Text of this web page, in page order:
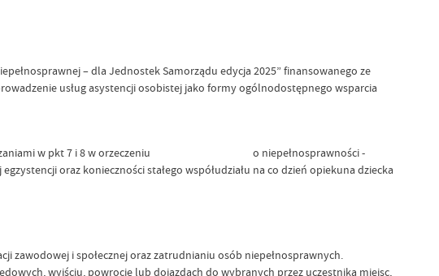
– dla Jednostek Samorządu edycja 2025” finansowanego ze
usług asystencji osobistej jako formy ogólnodostępnego wsparcia
w pkt 7 i 8 w orzeczeniu o niepełnosprawności -
oraz konieczności stałego współudziału na co dzień opiekuna dziecka
zawodowej i społecznej oraz zatrudnianiu osób niepełnosprawnych.
wyjściu, powrocie lub dojazdach do wybranych przez uczestnika miejsc,